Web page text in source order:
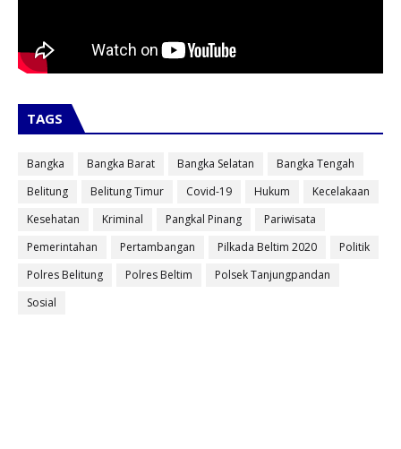
TAGS
Bangka Bangka Barat Bangka Selatan
Bangka Tengah
Belitung
Belitung Timur Covid-19 Hukum
Kecelakaan
Kesehatan
Kriminal Pangkal Pinang
Pariwisata
Pemerintahan
Pertambangan Pilkada Beltim 2020
Politik
Polres Belitung
Polres Beltim
Polsek Tanjungpandan
Sosial